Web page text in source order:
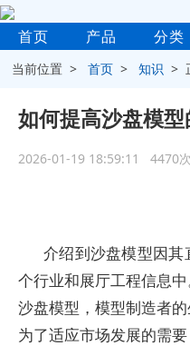
首页 产品 分类
当前位置 >首页 >知识 >
如何提高沙盘模型
2026-01-19 18:59:11 4470
介绍到沙盘模型因
个行业和展厅工程信息
沙盘模型，模型制造者
为了适应市场发展的需